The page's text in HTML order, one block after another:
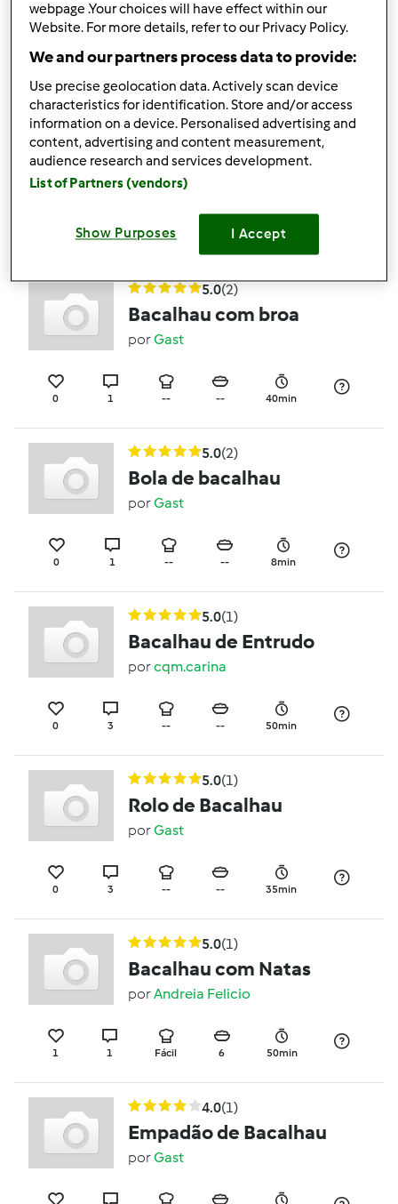
porGast
4.5(2)
Risoto de Bacalhau
por Gast
2 --
5.0(2)
Bacalhau com broa
porGast
0 1 -- -- 40min
5.0(2)
Bola de bacalhau
porGast
0 1 -- -- 8min
5.0(1)
Bacalhau de Entrudo
porcqm.carina
0 3 -- -- 50min
5.0(1)
Rolo de Bacalhau
porGast
0 3 -- -- 35min
5.0(1)
Bacalhau com Natas
porAndreia Felicio
1 1 Fácil 6 50min
4.0(1)
Empadão de Bacalhau
porGast
webpage .Your choices will have effect within our
Website. For more details, refer to our Privacy Policy.
We and our partners process data to provide:
Use precise geolocation data. Actively scan device
characteristics for identification. Store and/or access
information on a device. Personalised advertising and
content, advertising and content measurement,
audience research and services development.
List of Partners (vendors)
Show Purposes I Accept